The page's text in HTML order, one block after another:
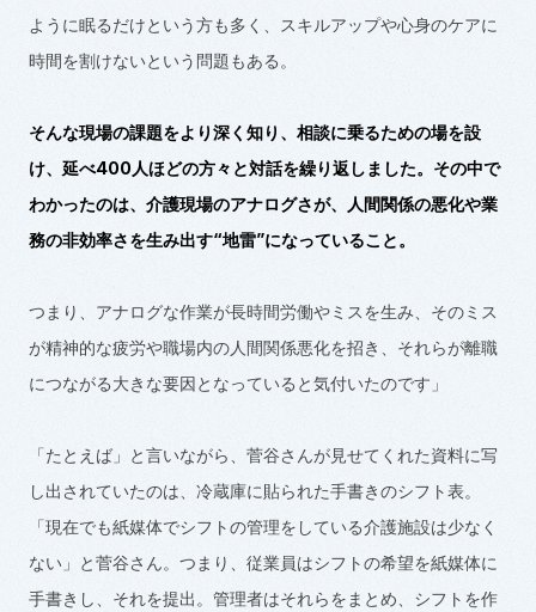
ように眠るだけという方も多く、スキルアップや心身のケアに
時間を割けないという問題もある。
そんな現場の課題をより深く知り、相談に乗るための場を設
け、延べ400 人ほどの方々と対話を繰り返しました。その中で
わかったのは、介護現場のアナログさが、人間関係の悪化や業
務の非効率さを生み出す“地雷”になっていること。
つまり、アナログな作業が長時間労働やミスを生み、そのミス
が精神的な疲労や職場内の人間関係悪化を招き、それらが離職
につながる大きな要因となっていると気付いたのです」
「たとえば」と言いながら、菅谷さんが見せてくれた資料に写
し出されていたのは、冷蔵庫に貼られた手書きのシフト表。
「現在でも紙媒体でシフトの管理をしている介護施設は少なく
ない」と菅谷さん。つまり、従業員はシフトの希望を紙媒体に
手書きし、それを提出。管理者はそれらをまとめ、シフトを作